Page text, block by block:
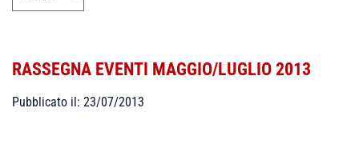
RASSEGNA EVENTI MAGGIO/LUGLIO 2013
Pubblicato il: 23/07/2013